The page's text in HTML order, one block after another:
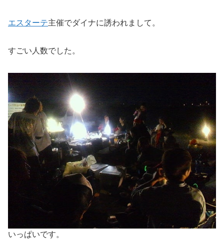
エスターテ主催でダイナに誘われまして。
すごい人数でした。
いっぱいです。